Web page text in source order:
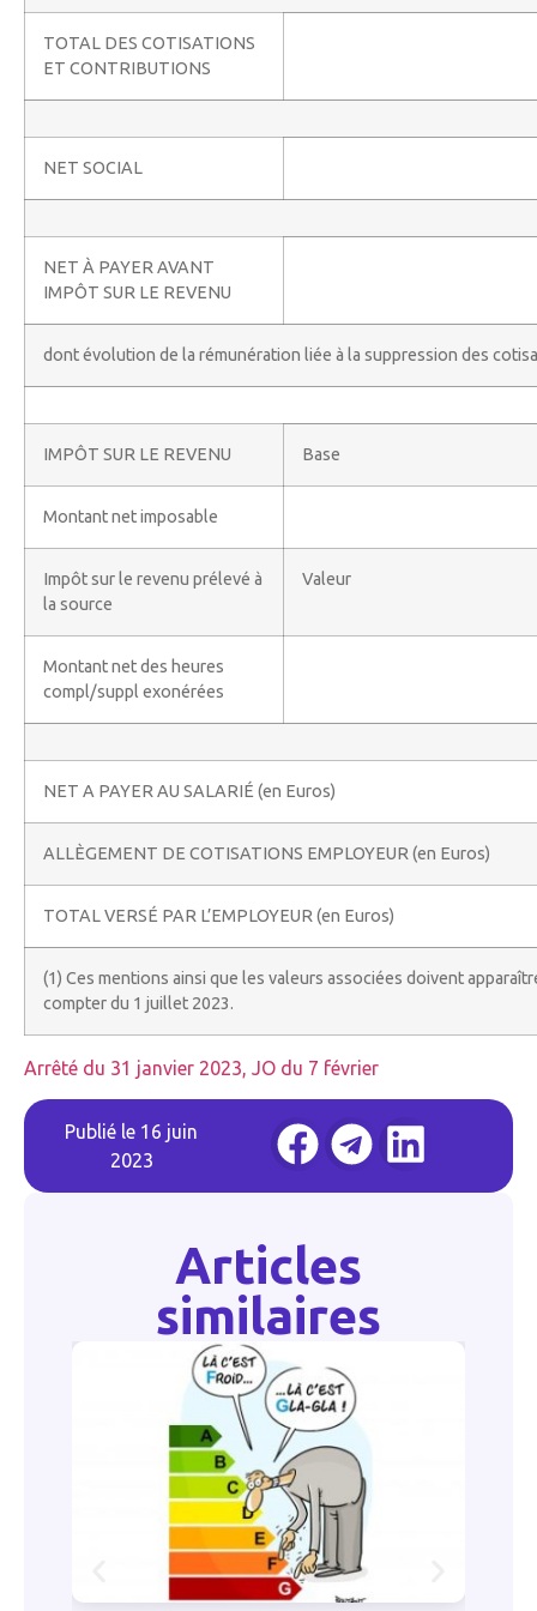
TOTAL DES COTISATIONS
ET CONTRIBUTIONS
NET SOCIAL
NET À PAYER AVANT
IMPÔT SUR LE REVENU
dont évolution de la rémunération liée à la suppression des
IMPÔT SUR LE REVENU Base
Montant net imposable
Impôt sur le revenu prélevé à
la source
Valeur
Montant net des heures
compl/suppl exonérées
NET A PAYER AU SALARIÉ (en Euros)
ALLÈGEMENT DE COTISATIONS EMPLOYEUR (en Euros)
TOTAL VERSÉ PAR L’EMPLOYEUR (en Euros)
(1) Ces mentions ainsi que les valeurs associées doivent
compter du 1 juillet 2023.
Arrêté du 31 janvier 2023, JO du 7 février
Publié le 16 juin
2023
Articles
similaires